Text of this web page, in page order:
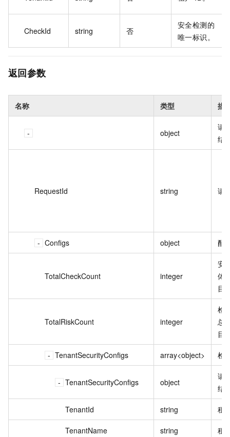
CheckId string 否
安全检测的
唯一标识。
返回参数
名称 类型 描
object
请
结
RequestId string 请
Configs object 配
TotalCheckCount integer
安
体
目
TotalRiskCount integer
检
总
目
TenantSecurityConfigs array<object> 检
TenantSecurityConfigs object
请
结
TenantId string 租
TenantName string 租